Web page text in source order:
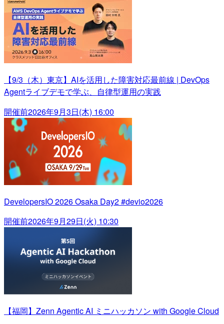
【9/3（木）東京】AIを活用した障害対応最前線 | DevOps
Agentライブデモで学ぶ、自律型運用の実践
開催前2026年9月3日(木) 16:00
DevelopersIO 2026 Osaka Day2 #devio2026
開催前2026年9月29日(火) 10:30
【福岡】Zenn Agentic AI ミニハッカソン with Google Cloud